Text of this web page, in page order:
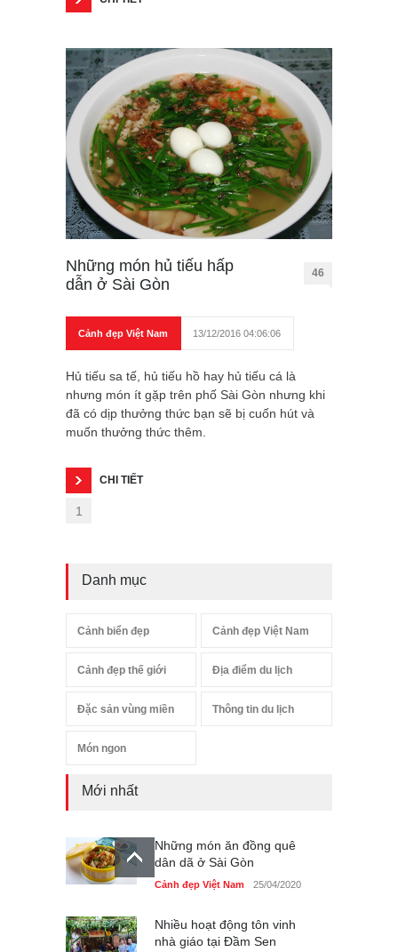
Những món hủ tiếu hấp
dẫn ở Sài Gòn
46
Cảnh đẹp Việt Nam 13/12/2016 04:06:06
Hủ tiếu sa tế, hủ tiếu hồ hay hủ tiếu cá là
nhưng món ít gặp trên phố Sài Gòn nhưng khi
đã có dịp thưởng thức bạn sẽ bị cuốn hút và
muốn thưởng thức thêm.
CHI TIẾT
1
Danh mục
Cảnh biển đẹp Cảnh đẹp Việt Nam
Cảnh đẹp thế giới Địa điểm du lịch
Đặc sản vùng miền Thông tin du lịch
Món ngon
Mới nhất
Những món ăn đồng quê
dân dã ở Sài Gòn
Cảnh đẹp Việt Nam 25/04/2020
Nhiều hoạt động tôn vinh
nhà giáo tại Đầm Sen